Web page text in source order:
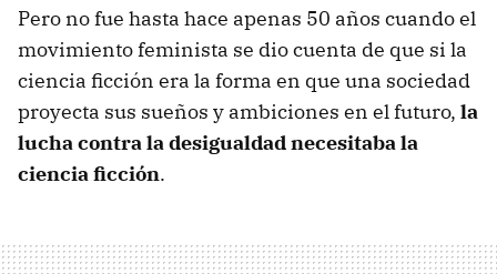
Pero no fue hasta hace apenas 50 años cuando el
movimiento feminista se dio cuenta de que si la
ciencia ficción era la forma en que una sociedad
proyecta sus sueños y ambiciones en el futuro, la
lucha contra la desigualdad necesitaba la
ciencia ficción.